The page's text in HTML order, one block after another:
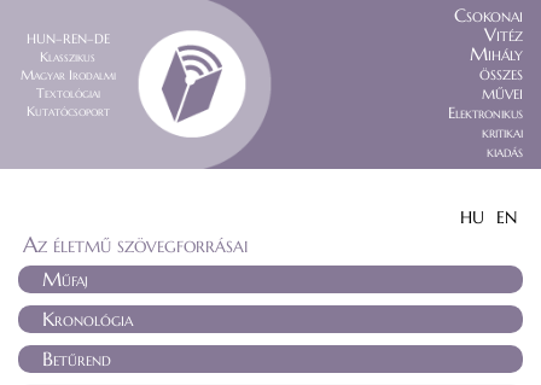
HUN–REN–DE
Klasszikus
Magyar Irodalmi
Textológiai
Kutatócsoport
Csokonai
Vitéz
Mihály
összes
művei
Elektronikus
kritikai
kiadás
HU EN
Az életmű szövegforrásai
Műfaj
Kronológia
Betűrend